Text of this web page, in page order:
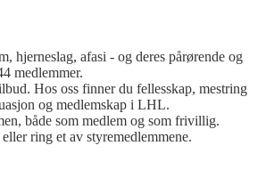
afasi - og deres pårørende og
medlemmer.
Hos oss finner du fellesskap, mestring
og medlemskap i LHL.
både som medlem og som frivillig.
ring et av styremedlemmene.